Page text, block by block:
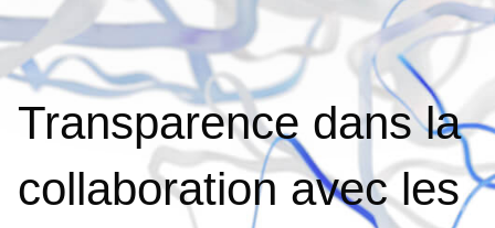
Transparence dans la
collaboration avec les